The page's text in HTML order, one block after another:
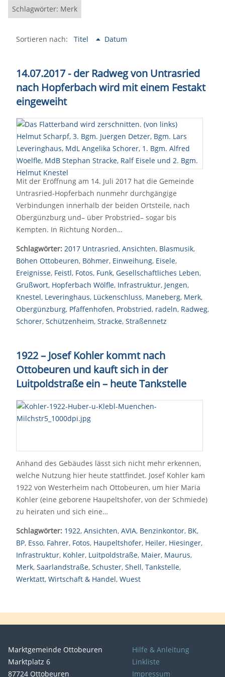
Schlagwörter: Merk
Sortieren nach: Titel Datum
14.07.2017 - der Radweg von Untrasried
nach Hopferbach wird mit einem Festakt
eingeweiht
Mit der Eröffnung am 14. Juli 2017 hat die Gemeinde
Untrasried-Hopferbach nunmehr durchgängige
Verbindungen innerhalb der beiden Ortsteile, nach
Obergünzburg und– über Probstried– sogar bis
Kempten. In Richtung Norden…
Schlagwörter: 2017 Untrasried, Ansichten, Blasmusik,
Böhen Ottobeuren, Böhmer, Einweihung, Eisele,
Ereignisse, Feistl, Fotos, Funk, Gesellschaftliches Leben,
Grußwort, Hopferbach Wölfle, Infrastruktur, Jengen,
Knestel, Leveringhaus, Lückenschluss, Maneberg, Merk,
Obergünzburg, Pfaffenhofen, Probstried, radeln, Radweg,
Schorer, Schützenheim, Stracke, Straßennetz
1922 – Josef Kohler kommt nach
Ottobeuren und kauft sich in der
Luitpoldstraße ein – heute Tankstelle
Anhand des Gebäudes lässt sich nicht mehr erkennen,
welche Nutzung hier heute stattfindet. Josef Kohler kam
1922 von Westerheim nach Ottobeuren, um hier Maria
Kohler (eine geborene Haupeltshofer, von der Schmiede)
zu heiraten und sich eine…
Schlagwörter: 1922, Ansichten, AVIA, Benzinkontor, BK,
BP, Esso, Fahrer, Fotos, Haupeltshofer, Heiler, Hiesinger,
Infrastruktur, Kohler, Luitpoldstraße, Maier, Maurus,
Merk, Saarlandstraße, Schuster, Shell, Tankstelle,
Werktatt, Wirtschaft & Handel, Wuest
Marktgemeinde Ottobeuren
Marktplatz 6
87724 Ottobeuren
Hilfe & Anleitung
Linkliste
Impressum